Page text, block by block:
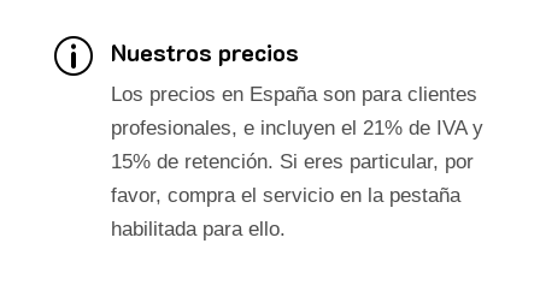
p Nuestros precios
Los precios en España son para clientes
profesionales, e incluyen el 21% de IVA y
15% de retención. Si eres particular, por
favor, compra el servicio en la pestaña
habilitada para ello.